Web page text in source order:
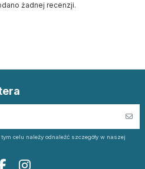
żadnej recenzji.
celu należy odnaleźć szczegóły w naszej